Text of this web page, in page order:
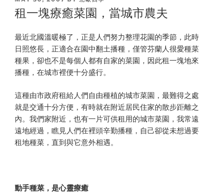
ON
租一塊療癒菜園，當城市農夫
最近北國溫暖極了，正是人們努力整理花園的季節，此時
日照悠長，正適合在園中翻土播種，僅管芬蘭人很愛種菜
種果，卻也不是每個人都有自家的菜園，因此租一塊地來
播種，在城市裡便十分盛行。
這種由市政府租給人們自由種植的城市菜園，最難得之處
就是交通十分方便，有時就在附近居民住家的散步距離之
內。我們家附近，也有一片可供租用的城市菜園，我常遠
遠地經過，瞧見人們在裡頭辛勤播種，自己卻從未想過要
租地種菜，直到與它意外相遇。
動手種菜，是心靈療癒